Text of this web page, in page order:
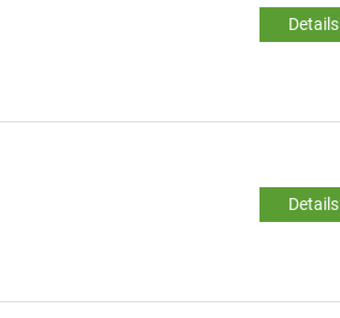
Details
Details